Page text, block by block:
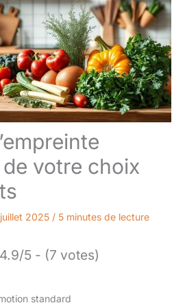
votre choix
2025 / 5 minutes de lecture
4.9/5 - (7 votes)